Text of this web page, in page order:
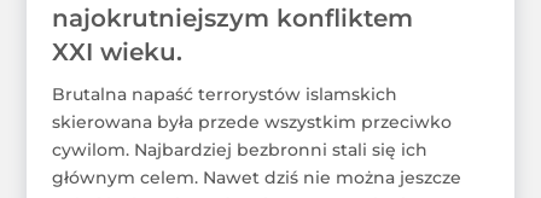
najokrutniejszym konfliktem
XXI wieku.
Brutalna napaść terrorystów islamskich
skierowana była przede wszystkim przeciwko
cywilom. Najbardziej bezbronni stali się ich
głównym celem. Nawet dziś nie można jeszcze